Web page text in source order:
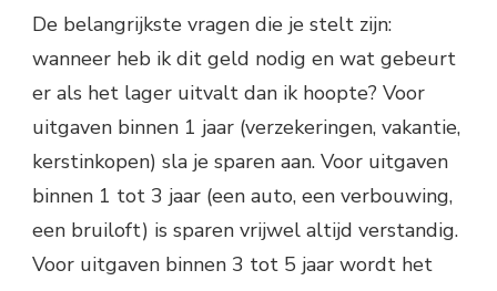
De belangrijkste vragen die je stelt zijn:
wanneer heb ik dit geld nodig en wat gebeurt
er als het lager uitvalt dan ik hoopte? Voor
uitgaven binnen 1 jaar (verzekeringen, vakantie,
kerstinkopen) sla je sparen aan. Voor uitgaven
binnen 1 tot 3 jaar (een auto, een verbouwing,
een bruiloft) is sparen vrijwel altijd verstandig.
Voor uitgaven binnen 3 tot 5 jaar wordt het